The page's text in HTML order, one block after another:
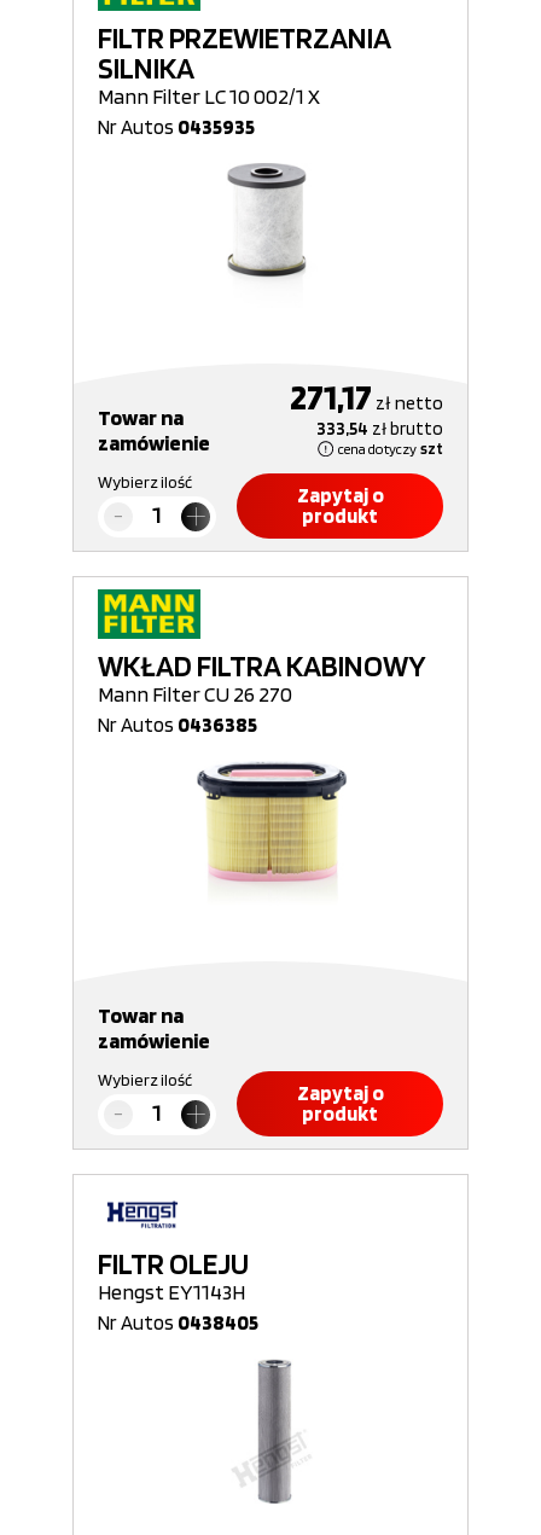
FILTR PRZEWIETRZANIA
SILNIKA
Mann Filter LC 10 002/1 X
Nr Autos 0435935
Towar na
zamówienie
271,17 złnetto
333,54 złbrutto
cena dotyczy szt
Wybierz ilość
Zapytaj o
produkt
WKŁAD FILTRA KABINOWY
Mann Filter CU 26 270
Nr Autos 0436385
Towar na
zamówienie
Wybierz ilość
Zapytaj o
produkt
FILTR OLEJU
Hengst EY1143H
Nr Autos 0438405